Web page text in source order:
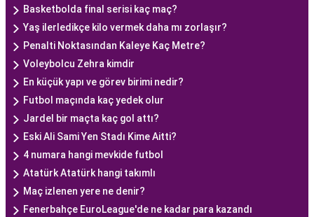
Basketbolda final serisi kaç maç?
Yaş ilerledikçe kilo vermek daha mı zorlaşır?
Penalti Noktasından Kaleye Kaç Metre?
Voleybolcu Zehra kimdir
En küçük yapı ve görev birimi nedir?
Futbol maçında kaç yedek olur
Jardel bir maçta kaç gol attı?
Eski Ali Sami Yen Stadı Kime Aitti?
4 numara hangi mevkide futbol
Atatürk Atatürk hangi takımlı
Maç izlenen yere ne denir?
Fenerbahçe EuroLeague'de ne kadar para kazandı